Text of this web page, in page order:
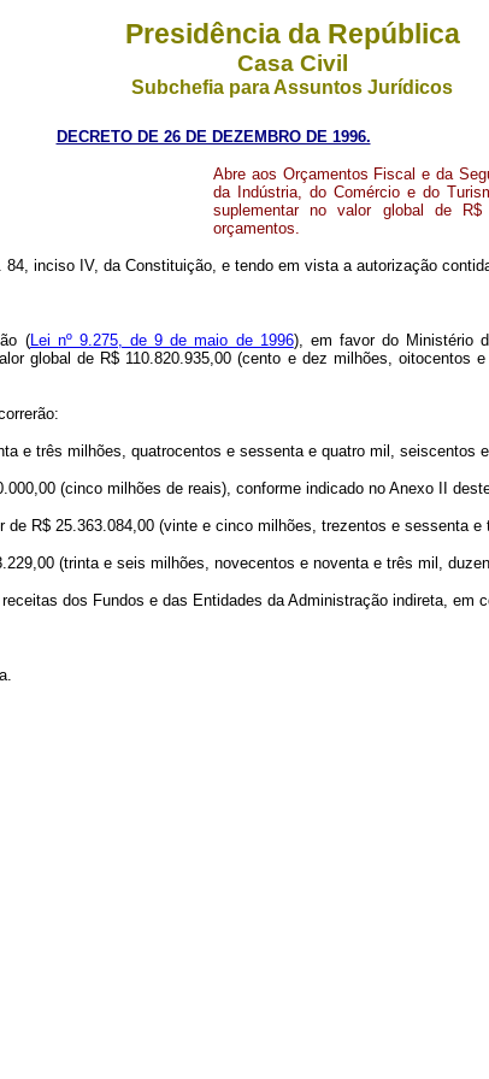
Presidência da República
Casa Civil
Subchefia para Assuntos Jurídicos
DECRETO DE 26 DE DEZEMBRO DE 1996.
Abre aos Orçamentos Fiscal e da
da Indústria, do Comércio e do
suplementar no valor global de R$
orçamentos.
inciso IV, da Constituição, e tendo em vista a autorização
(Lei nº 9.275, de 9 de maio de 1996), em favor do Ministério
global de R$ 110.820.935,00 (cento e dez milhões,
e três milhões, quatrocentos e sessenta e quatro mil,
(cinco milhões de reais), conforme indicado no Anexo II
R$ 25.363.084,00 (vinte e cinco milhões, trezentos e sessenta
(trinta e seis milhões, novecentos e noventa e três mil,
dos Fundos e das Entidades da Administração indireta, em